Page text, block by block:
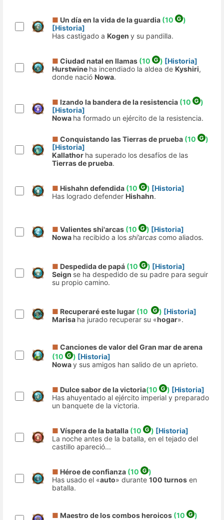
■ Un día en la vida de la guardia (10
)
[Historia]
Has castigado a Kogen y su pandilla.
■ Ciudad natal en llamas (10 ) [Historia]
Hurstwine ha incendiado la aldea de Kyshiri,
donde nació Nowa.
■ Izando la bandera de la resistencia (10
)
[Historia]
Nowa ha formado un ejército de la resistencia.
■ Conquistando las Tierras de prueba (10
)
[Historia]
Kallathor ha superado los desafíos de las
Tierras de prueba.
■ Hishahn defendida (10 ) [Historia]
Has logrado defender Hishahn.
■ Valientes shi'arcas (10 ) [Historia]
Nowa ha recibido a los shi’arcas como aliados.
■ Despedida de papá (10 ) [Historia]
Seign se ha despedido de su padre para seguir
su propio camino.
■ Recuperaré este lugar (10 ) [Historia]
Marisa ha jurado recuperar su «hogar».
■ Canciones de valor del Gran mar de arena
(10
) [Historia]
Noway sus amigos han salido de un aprieto.
■ Dulce sabor de la victoria(10 ) [Historia]
Has ahuyentado al ejército imperial y preparado
un banquete de la victoria.
■ Víspera de la batalla (10 ) [Historia]
La noche antes de la batalla, en el tejado del
castillo apareció...
■ Héroe de confianza (10
)
Has usado el «auto» durante 100 turnos en
batalla.
■ Maestro de los combos heroicos (10 )